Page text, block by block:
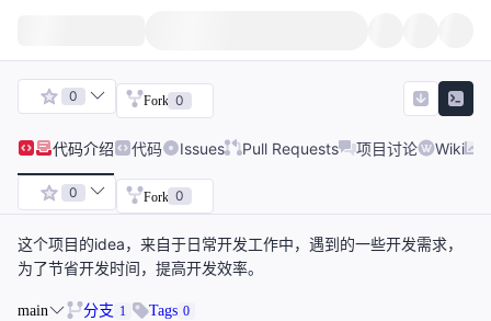
0 Fork 0
代码介绍 代码 Issues Pull Requests 项目讨论 Wiki
0 Fork 0
这个项目的idea，来自于日常开发工作中，遇到的一些开发需求，
为了节省开发时间，提高开发效率。
main 分支 1 Tags 0